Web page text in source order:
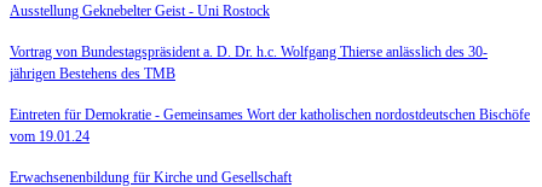
Ausstellung Geknebelter Geist - Uni Rostock
Vortrag von Bundestagspräsident a. D. Dr. h.c. Wolfgang Thierse anlässlich des 30-
jährigen Bestehens des TMB
Eintreten für Demokratie - Gemeinsames Wort der katholischen nordostdeutschen Bischöfe
vom 19.01.24
Erwachsenenbildung für Kirche und Gesellschaft